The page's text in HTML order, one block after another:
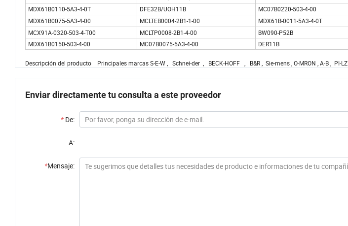
MDX61B0110-5A3-4-0T
DFE32B/UOH11B MC07B0220-503-4-00
MDX61B0075-5A3-4-00
MCLTEB0004-2B1-1-00 MDX61B-0011-5A3-4-0T
MCX91A-0320-503-4-T00
MCLTP0008-2B1-4-00 BW090-P52B
MDX61B0150-503-4-00
MC07B0075-5A3-4-00 DER11B
Descripción del producto Principales marcas S-E-W , Schnei-der , BECK-HOFF , B&R , Sie-mens , O-MRON , A-B , PI-LZ
Enviar directamente tu consulta a este proveedor
* De:
A:
*Mensaje: